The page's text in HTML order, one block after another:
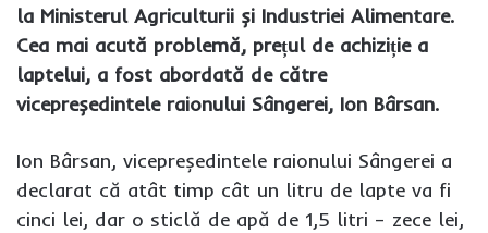
la Ministerul Agriculturii și Industriei Alimentare.
Cea mai acută problemă, prețul de achiziție a
laptelui, a fost abordată de către
vicepreședintele raionului Sângerei, Ion Bârsan.
Ion Bârsan, vicepreședintele raionului Sângerei a
declarat că atât timp cât un litru de lapte va fi
cinci lei, dar o sticlă de apă de 1,5 litri – zece lei,